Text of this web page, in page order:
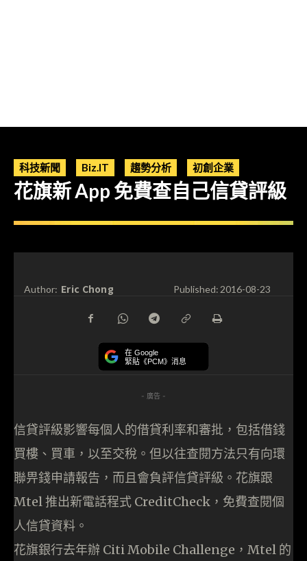
科技新聞 Biz.IT 趨勢分析 初創企業
花旗新 App 免費查自己信貸評級
Author: Eric Chong Published:2016-08-23
在 Google
緊貼《PCM》消息
- 廣告 -
信貸評級影響每個人的借貸利率和審批，包括借錢
買樓、買車，以至交稅。但以往查閱方法只有向環
聯畀錢申請報告，而且會負評信貸評級。花旗跟
Mtel 推出新電話程式 CreditCheck，免費查閱個
人信貸資料。
花旗銀行去年辦 Citi Mobile Challenge，Mtel 的